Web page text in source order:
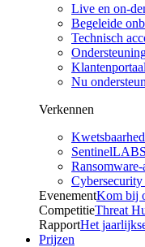
Live en on-
Begeleide
Technisch
Klantenportaal
Nu
Verkennen
Cybersecurity
EvenementKom bij
CompetitieThreat
RapportHet
Prijzen